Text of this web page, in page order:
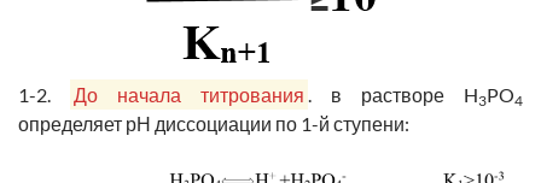
1-2. До начала титрования . в растворе H3PO4
определяет рН диссоциации по 1-й ступени: